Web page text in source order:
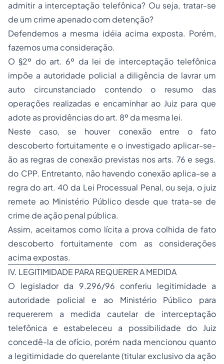
admitir a interceptação telefônica? Ou seja, tratar-se
de um crime apenado com detenção?
Defendemos a mesma idéia acima exposta. Porém,
fazemos uma consideração.
O §2º do art. 6º da lei de interceptação telefônica
impõe a autoridade policial a diligência de lavrar um
auto circunstanciado contendo o resumo das
operações realizadas e encaminhar ao Juiz para que
adote as providências do art. 8º da mesma lei.
Neste caso, se houver conexão entre o fato
descoberto fortuitamente e o investigado aplicar-se-
ão as regras de conexão previstas nos arts. 76 e segs.
do CPP. Entretanto, não havendo conexão aplica-se a
regra do art. 40 da Lei Processual Penal, ou seja, o juiz
remete ao Ministério Público desde que trata-se de
crime de ação penal pública.
Assim, aceitamos como lícita a prova colhida de fato
descoberto fortuitamente com as considerações
acima expostas.
IV. LEGITIMIDADE PARA REQUERER A MEDIDA
O legislador da 9.296/96 conferiu legitimidade a
autoridade policial e ao Ministério Público para
requererem a medida cautelar de interceptação
telefônica e estabeleceu a possibilidade do Juiz
concedê-la de ofício, porém nada mencionou quanto
a legitimidade do querelante (titular exclusivo da ação